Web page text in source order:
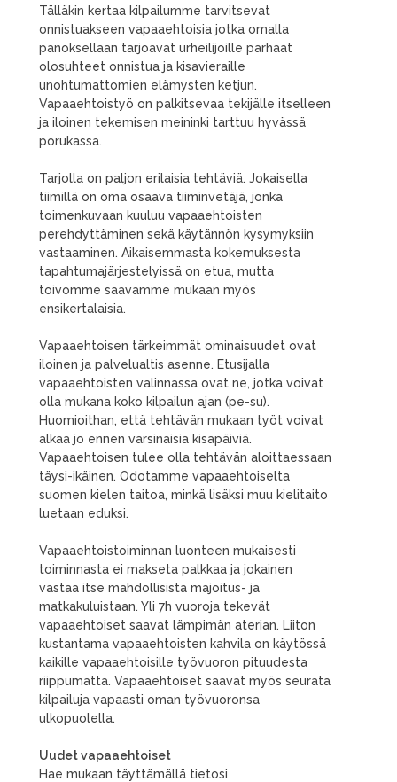
Tälläkin kertaa kilpailumme tarvitsevat
onnistuakseen vapaaehtoisia jotka omalla
panoksellaan tarjoavat urheilijoille parhaat
olosuhteet onnistua ja kisavieraille
unohtumattomien elämysten ketjun.
Vapaaehtoistyö on palkitsevaa tekijälle itselleen
ja iloinen tekemisen meininki tarttuu hyvässä
porukassa.
Tarjolla on paljon erilaisia tehtäviä. Jokaisella
tiimillä on oma osaava tiiminvetäjä, jonka
toimenkuvaan kuuluu vapaaehtoisten
perehdyttäminen sekä käytännön kysymyksiin
vastaaminen. Aikaisemmasta kokemuksesta
tapahtumajärjestelyissä on etua, mutta
toivomme saavamme mukaan myös
ensikertalaisia.
Vapaaehtoisen tärkeimmät ominaisuudet ovat
iloinen ja palvelualtis asenne. Etusijalla
vapaaehtoisten valinnassa ovat ne, jotka voivat
olla mukana koko kilpailun ajan (pe-su).
Huomioithan, että tehtävän mukaan työt voivat
alkaa jo ennen varsinaisia kisapäiviä.
Vapaaehtoisen tulee olla tehtävän aloittaessaan
täysi-ikäinen. Odotamme vapaaehtoiselta
suomen kielen taitoa, minkä lisäksi muu kielitaito
luetaan eduksi.
Vapaaehtoistoiminnan luonteen mukaisesti
toiminnasta ei makseta palkkaa ja jokainen
vastaa itse mahdollisista majoitus- ja
matkakuluistaan. Yli 7h vuoroja tekevät
vapaaehtoiset saavat lämpimän aterian. Liiton
kustantama vapaaehtoisten kahvila on käytössä
kaikille vapaaehtoisille työvuoron pituudesta
riippumatta. Vapaaehtoiset saavat myös seurata
kilpailuja vapaasti oman työvuoronsa
ulkopuolella.
Uudet vapaaehtoiset
Hae mukaan täyttämällä tietosi